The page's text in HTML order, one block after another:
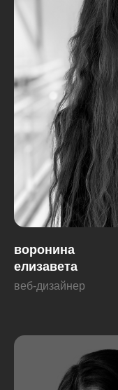
воронина
елизавета
веб-дизайнер